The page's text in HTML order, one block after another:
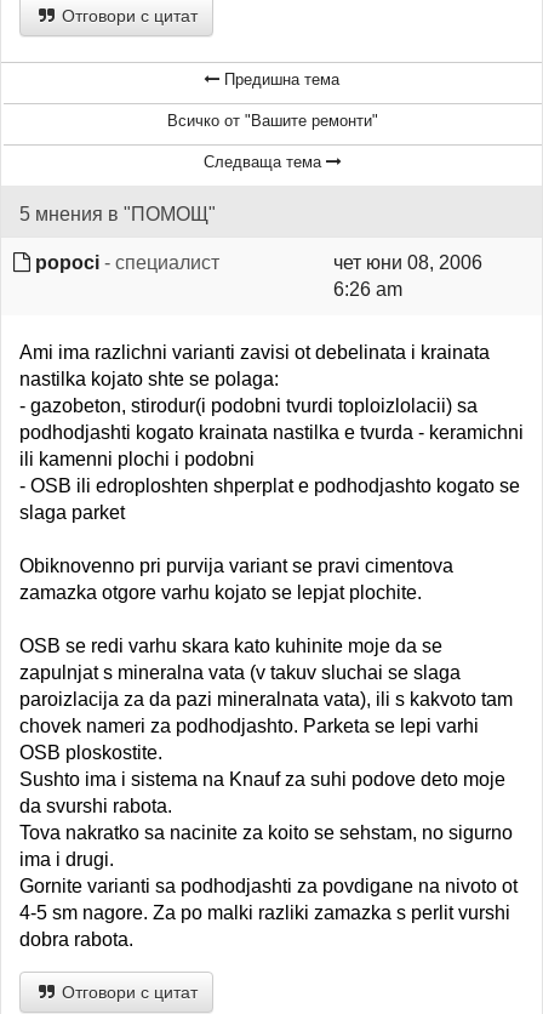
Отговори с цитат
Предишна тема
Всичко от "Вашите ремонти"
Следваща тема
5 мнения в "ПОМОЩ"
popoci - специалист
чет юни 08, 2006
6:26 am
Ami ima razlichni varianti zavisi ot debelinata i krainata
nastilka kojato shte se polaga:
- gazobeton, stirodur(i podobni tvurdi toploizlolacii) sa
podhodjashti kogato krainata nastilka e tvurda - keramichni
ili kamenni plochi i podobni
- OSB ili edroploshten shperplat e podhodjashto kogato se
slaga parket
Obiknovenno pri purvija variant se pravi cimentova
zamazka otgore varhu kojato se lepjat plochite.
OSB se redi varhu skara kato kuhinite moje da se
zapulnjat s mineralna vata (v takuv sluchai se slaga
paroizlacija za da pazi mineralnata vata), ili s kakvoto tam
chovek nameri za podhodjashto. Parketa se lepi varhi
OSB ploskostite.
Sushto ima i sistema na Knauf za suhi podove deto moje
da svurshi rabota.
Tova nakratko sa nacinite za koito se sehstam, no sigurno
ima i drugi.
Gornite varianti sa podhodjashti za povdigane na nivoto ot
4-5 sm nagore. Za po malki razliki zamazka s perlit vurshi
dobra rabota.
Отговори с цитат